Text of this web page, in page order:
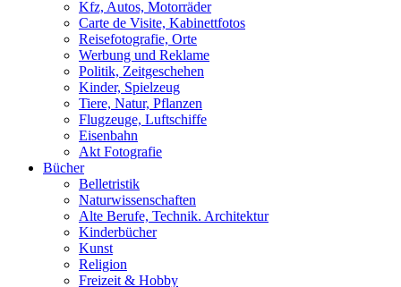
Kfz, Autos, Motorräder
Carte de Visite, Kabinettfotos
Reisefotografie, Orte
Werbung und Reklame
Politik, Zeitgeschehen
Kinder, Spielzeug
Tiere, Natur, Pflanzen
Flugzeuge, Luftschiffe
Eisenbahn
Akt Fotografie
Bücher
Belletristik
Naturwissenschaften
Alte Berufe, Technik. Architektur
Kinderbücher
Kunst
Religion
Freizeit & Hobby